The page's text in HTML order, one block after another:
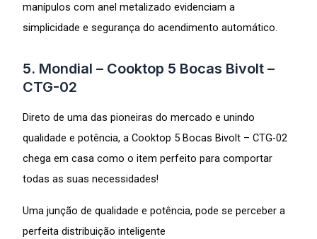
manípulos com anel metalizado evidenciam a
simplicidade e segurança do acendimento automático.
5. Mondial – Cooktop 5 Bocas Bivolt –
CTG-02
Direto de uma das pioneiras do mercado e unindo
qualidade e potência, a Cooktop 5 Bocas Bivolt – CTG-02
chega em casa como o item perfeito para comportar
todas as suas necessidades!
Uma junção de qualidade e potência, pode se perceber a
perfeita distribuição inteligente